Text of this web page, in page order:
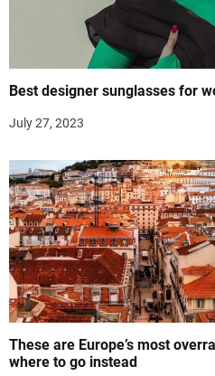
Best designer sunglasses for
July 27, 2023
These are Europe’s most
where to go instead